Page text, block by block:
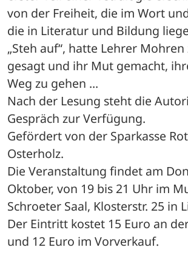
von der Freiheit, die im Wort
die in Literatur und Bildung
„Steh auf“, hatte Lehrer Mohren
gesagt und ihr Mut gemacht,
Weg zu gehen ...
Nach der Lesung steht die
Gespräch zur Verfügung.
Gefördert von der Sparkasse
Osterholz.
Die Veranstaltung findet am
Oktober, von 19 bis 21 Uhr im
Schroeter Saal, Klosterstr. 25 in
Der Eintritt kostet 15 Euro an
und 12 Euro im Vorverkauf.